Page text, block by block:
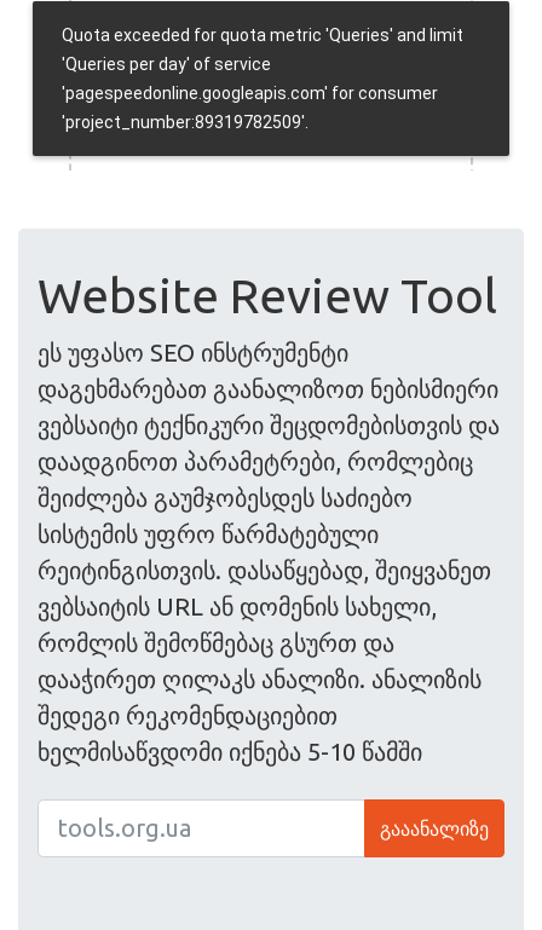
Website Review Tool
ეს უფასო SEO ინსტრუმენტი
დაგეხმარებათ გაანალიზოთ ნებისმიერი
ვებსაიტი ტექნიკური შეცდომებისთვის და
დაადგინოთ პარამეტრები, რომლებიც
შეიძლება გაუმჯობესდეს საძიებო
სისტემის უფრო წარმატებული
რეიტინგისთვის. დასაწყებად, შეიყვანეთ
ვებსაიტის URL ან დომენის სახელი,
რომლის შემოწმებაც გსურთ და
დააჭირეთ ღილაკს ანალიზი. ანალიზის
შედეგი რეკომენდაციებით
ხელმისაწვდომი იქნება 5-10 წამში
გააანალიზე